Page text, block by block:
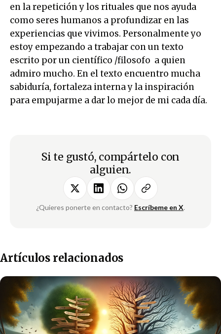
en la repetición y los rituales que nos ayuda
como seres humanos a profundizar en las
experiencias que vivimos. Personalmente yo
estoy empezando a trabajar con un texto
escrito por un científico /filosofo a quien
admiro mucho. En el texto encuentro mucha
sabiduría, fortaleza interna y la inspiración
para empujarme a dar lo mejor de mi cada día.
Si te gustó, compártelo con
alguien.
¿Quieres ponerte en contacto? Escríbeme en X.
Artículos relacionados